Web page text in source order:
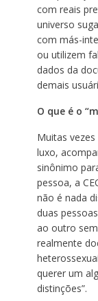
com reais
universo
com más-
ou utilizem
dados da
demais
O que é o
Muitas
luxo,
sinônimo
pessoa, a
não é nada
duas
ao outro
realmente
querer um
distinções”.